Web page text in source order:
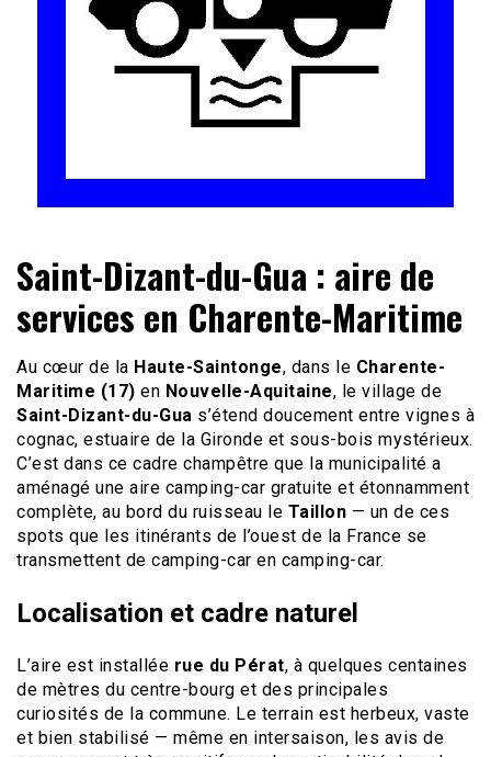
Camping-car Travel
Saint-Dizant-du-Gua : aire de
services en Charente-Maritime
Au cœur de la Haute-Saintonge, dans le Charente-
Maritime (17) en Nouvelle-Aquitaine, le village de
Saint-Dizant-du-Gua s’étend doucement entre vignes à
cognac, estuaire de la Gironde et sous-bois mystérieux.
C’est dans ce cadre champêtre que la municipalité a
aménagé une aire camping-car gratuite et étonnamment
complète, au bord du ruisseau le Taillon — un de ces
spots que les itinérants de l’ouest de la France se
transmettent de camping-car en camping-car.
Localisation et cadre naturel
L’aire est installée rue du Pérat, à quelques centaines
de mètres du centre-bourg et des principales
curiosités de la commune. Le terrain est herbeux, vaste
et bien stabilisé — même en intersaison, les avis de